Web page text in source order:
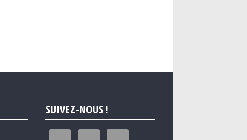
SUIVEZ-NOUS !